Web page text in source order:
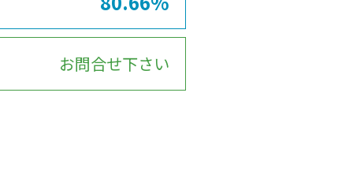
お問合せ下さい